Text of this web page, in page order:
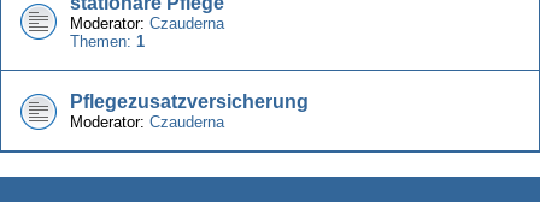
Moderator: Czauderna
Themen: 1
Pflegezusatzversicherung
Moderator: Czauderna